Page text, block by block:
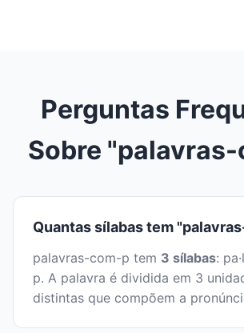
Perguntas
Sobre
Quantas sílabas tem
palavras-com-p tem 3 sílabas:
p. A palavra é dividida em 3
distintas que compõem a